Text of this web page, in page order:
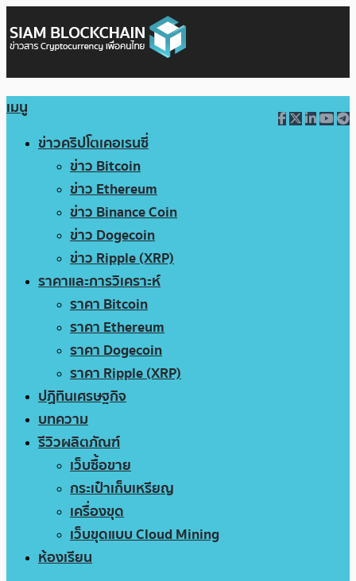
เมนู
ข่าวคริปโตเคอเรนซี่
ข่าว Bitcoin
ข่าว Ethereum
ข่าว Binance Coin
ข่าว Dogecoin
ข่าว Ripple (XRP)
ราคาและการวิเคราะห์
ราคา Bitcoin
ราคา Ethereum
ราคา Dogecoin
ราคา Ripple (XRP)
ปฏิทินเศรษฐกิจ
บทความ
รีวิวผลิตภัณฑ์
เว็บซื้อขาย
กระเป๋าเก็บเหรียญ
เครื่องขุด
เว็บขุดแบบ Cloud Mining
ห้องเรียน